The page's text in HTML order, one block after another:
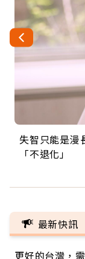
失智只能是漫
「不退化」
來自剛果的巧
的家，我連作
63歲卸矽谷
丑」走進安
104歲打破金
手，分享長壽
事業巔峰他
巨蛋！連CNN
最新快訊
更好的台灣，